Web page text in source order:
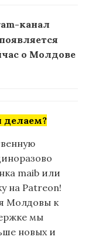
канал
о Молдове
делаем?
maib или
на Patreon!
Молдовы к
мы
новых и